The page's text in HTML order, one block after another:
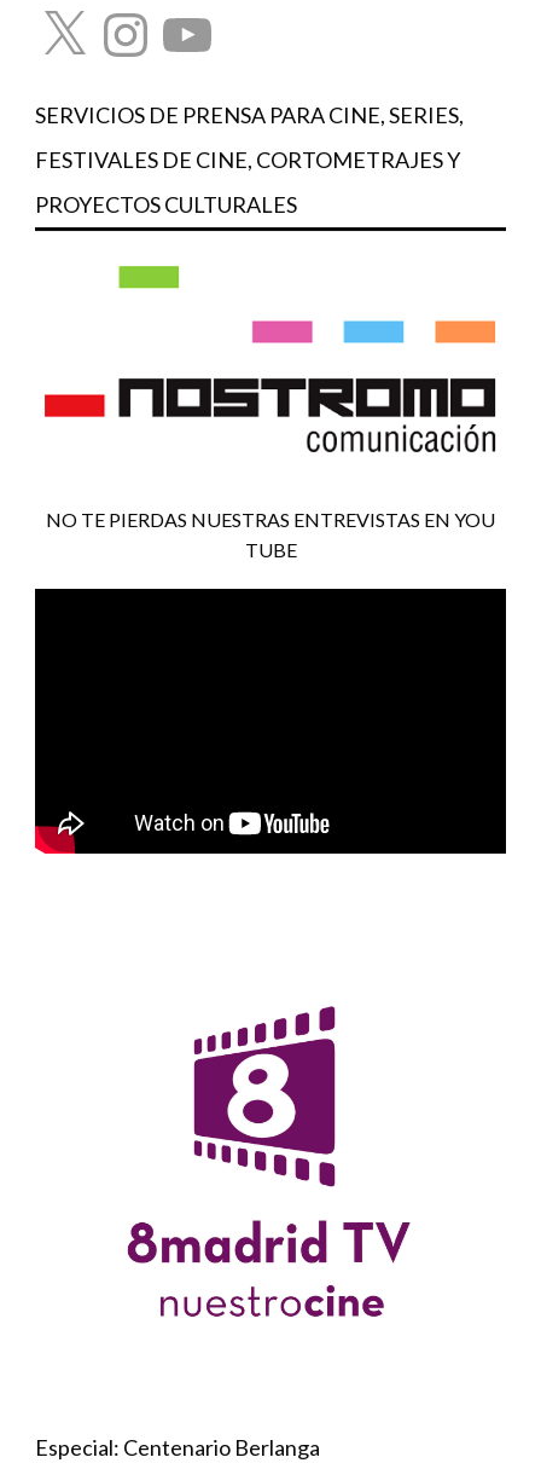
X InstagramYouTube
SERVICIOS DE PRENSA PARA CINE, SERIES,
FESTIVALES DE CINE, CORTOMETRAJES Y
PROYECTOS CULTURALES
NO TE PIERDAS NUESTRAS ENTREVISTAS EN YOU
TUBE
Especial: Centenario Berlanga